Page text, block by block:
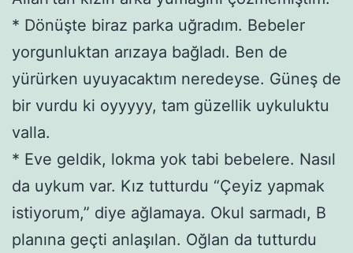
* Dönüşte biraz parka uğradım. Bebeler
yorgunluktan arızaya bağladı. Ben de
yürürken uyuyacaktım neredeyse. Güneş de
bir vurdu ki oyyyyy, tam güzellik uykuluktu
valla.
* Eve geldik, lokma yok tabi bebelere. Nasıl
da uykum var. Kız tutturdu “Çeyiz yapmak
istiyorum,” diye ağlamaya. Okul sarmadı, B
planına geçti anlaşılan. Oğlan da tutturdu